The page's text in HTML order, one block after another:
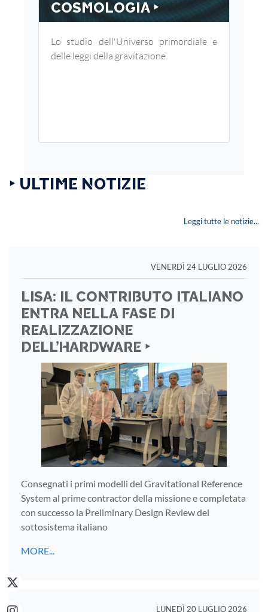
COSMOLOGIA ‣
Lo studio dell'Universo primordiale e
delle leggi della gravitazione
‣ ULTIME NOTIZIE
Leggi tutte le notizie...
VENERDÌ 24 LUGLIO 2026
LISA: IL CONTRIBUTO ITALIANO
ENTRA NELLA FASE DI
REALIZZAZIONE
DELL’HARDWARE ‣
Consegnati i primi modelli del Gravitational Reference
System al prime contractor della missione e completata
con successo la Preliminary Design Review del
sottosistema italiano
MORE...
LUNEDÌ 20 LUGLIO 2026